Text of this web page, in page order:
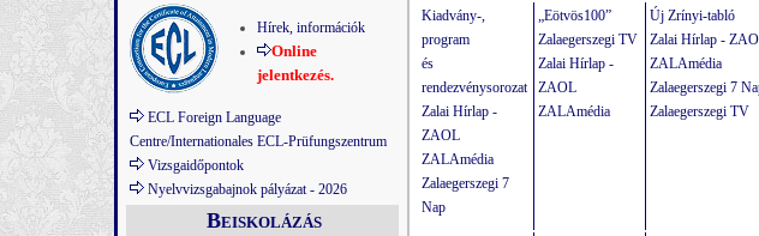
Hírek, információk
Online
jelentkezés.
ECL Foreign Language
Centre/Internationales ECL-Prüfungszentrum
Vizsgaidőpontok
Nyelvvizsgabajnok pályázat - 2026
Beiskolázás
Kiadvány-,
program
és
rendezvénysorozat
Zalai Hírlap -
ZAOL
ZALAmédia
Zalaegerszegi 7
Nap
„Eötvös100”
Zalaegerszegi TV
Zalai Hírlap -
ZAOL
ZALAmédia
Új Zrínyi-tabló
Zalai Hírlap -
ZALAmédia
Zalaegerszegi 7
Zalaegerszegi TV